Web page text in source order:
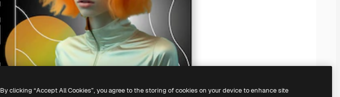
By clicking “Accept All Cookies”, you agree to the storing of cookies on your device to enhance site